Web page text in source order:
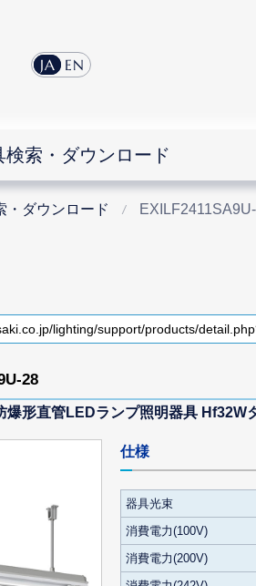
JA EN
検索・ダウンロード
・ダウンロード
28
爆形直管LEDランプ照明器具 Hf32W
仕様
器具光束
消費電力(100V)
消費電力(200V)